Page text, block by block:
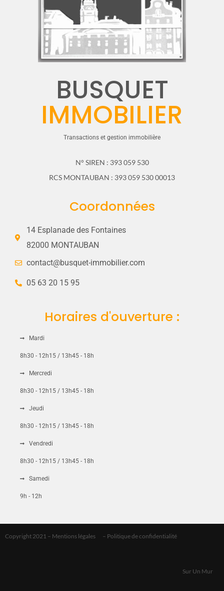
BUSQUET
IMMOBILIER
Transactions et gestion immobilière
N° SIREN : 393 059 530
RCS MONTAUBAN : 393 059 530 00013
Coordonnées
14 Esplanade des Fontaines
82000 MONTAUBAN
contact@busquet-immobilier.com
05 63 20 15 95
Horaires d'ouverture :
Mardi
8h30 - 12h15 / 13h45 - 18h
Mercredi
8h30 - 12h15 / 13h45 - 18h
Jeudi
8h30 - 12h15 / 13h45 - 18h
Vendredi
8h30 - 12h15 / 13h45 - 18h
Samedi
9h - 12h
Copyright 2021 – Mentions légales – Politique de confidentialité
Sur Un Mur
Identifiant
Mot de passe
Mot de passe perdu ?